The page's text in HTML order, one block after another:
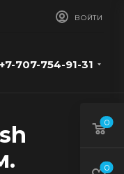
ВОЙТИ
+7-707-754-91-31
0
0